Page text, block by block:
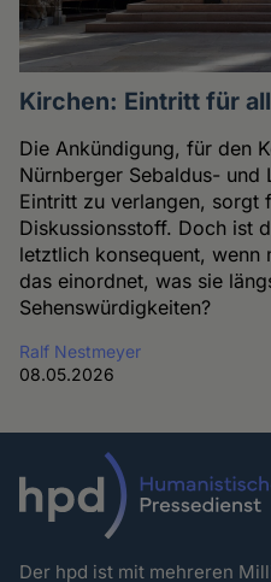
Kirchen: Eintritt für
Die Ankündigung, für den
Nürnberger Sebaldus- und
Eintritt zu verlangen, sorgt
Diskussionsstoff. Doch ist
letztlich konsequent, wenn
das einordnet, was sie
Sehenswürdigkeiten?
Ralf Nestmeyer
08.05.2026
Der hpd ist mit mehreren